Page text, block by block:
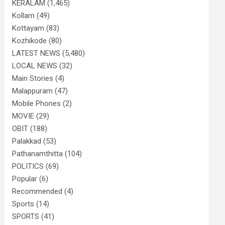
KERALAM (1,465)
Kollam (49)
Kottayam (83)
Kozhikode (80)
LATEST NEWS (5,480)
LOCAL NEWS (32)
Main Stories (4)
Malappuram (47)
Mobile Phones (2)
MOVIE (29)
OBIT (188)
Palakkad (53)
Pathanamthitta (104)
POLITICS (69)
Popular (6)
Recommended (4)
Sports (14)
SPORTS (41)